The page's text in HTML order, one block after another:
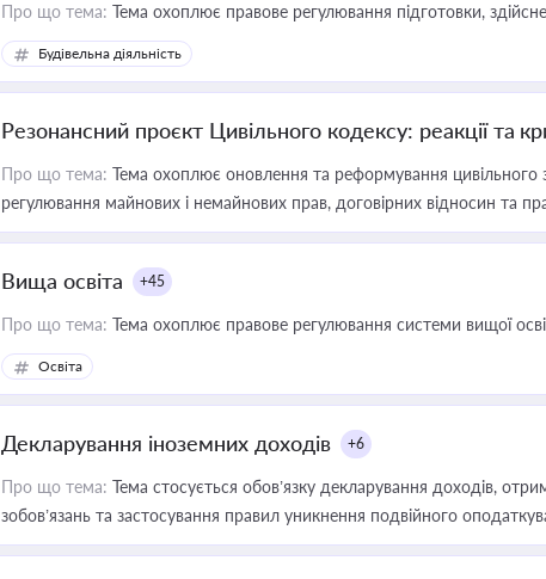
Про що тема: Тема охоплює правове регулювання підготовки,
Будівельна діяльність
Резонансний проєкт Цивільного кодексу: реакції та
Про що тема: Тема охоплює оновлення та реформування цивільного
регулювання майнових і немайнових прав, договірних відносин та
Вища освіта +45
Про що тема: Тема охоплює правове регулювання системи вищої
Освіта
Декларування іноземних доходів +6
Про що тема: Тема стосується обов’язку декларування доходів,
зобов’язань та застосування правил уникнення подвійного